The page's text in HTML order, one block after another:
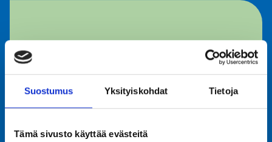
Suostumus Yksityiskohdat Tietoja
Tämä sivusto käyttää evästeitä
Koirat tivolissa